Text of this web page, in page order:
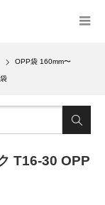
OPP袋 160mm〜
T16-30 OPP